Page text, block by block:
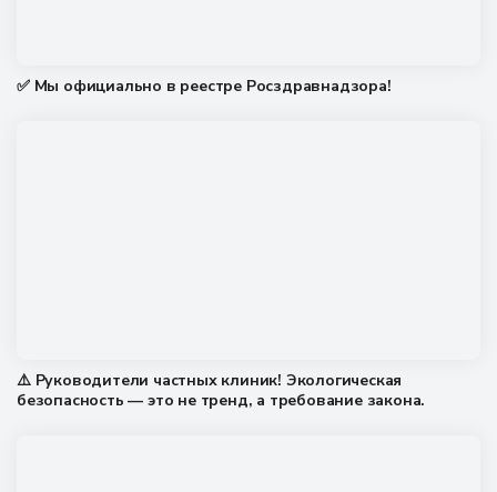
✅ Мы официально в реестре Росздравнадзора!
⚠️ Руководители частных клиник! Экологическая
безопасность — это не тренд, а требование закона.